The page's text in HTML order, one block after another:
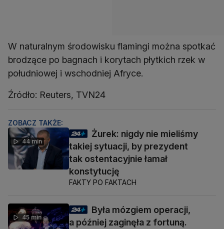
W naturalnym środowisku flamingi można spotkać
brodzące po bagnach i korytach płytkich rzek w
południowej i wschodniej Afryce.
Źródło: Reuters, TVN24
ZOBACZ TAKŻE:
44 min
Żurek: nigdy nie mieliśmy
takiej sytuacji, by prezydent
tak ostentacyjnie łamał
konstytucję
FAKTY PO FAKTACH
45 min
Była mózgiem operacji,
a później zaginęła z fortuną.